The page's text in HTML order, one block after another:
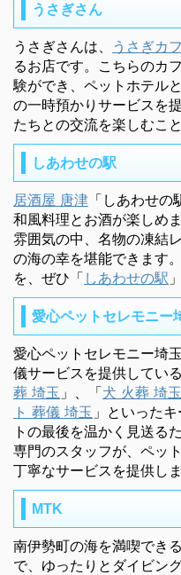
うさぎさん
うさぎさんは、 うさぎカ
るお店です。こちらのカ
験ができ、ペットホテル
の一時預かりサービスを
たちとの交流を楽しむこ
しあわせの駅
居酒屋 唐津 「しあわせ
和風料理とお酒が楽しめ
雰囲気の中、名物の凍結
の海の幸を堪能できます
を、ぜひ「 しあわせの駅
愛心ペットセレモニー
愛心ペットセレモニー埼
儀サービスを提供してい
葬 埼玉 」、「犬 火葬 埼玉
ト 葬儀 埼玉 」といった
トの最後を温かく見送る
専門のスタッフが、ペッ
丁寧なサービスを提供しま
MTK
南伊勢町の海を満喫できる
で、ゆったりとダイビン